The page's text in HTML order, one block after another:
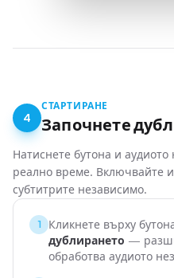
4
СТАРТИРАНЕ
Започнете
Натиснете бутона и
реално време. Включвайте
субтитрите независимо.
1 Кликнете върху
дублирането —
обработва аудиото